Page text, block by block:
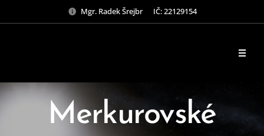
Mgr. Radek Šrejbr IČ: 22129154
Merkurovské